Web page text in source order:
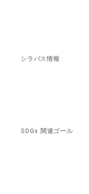
シラバス情報
SDGs 関連ゴール